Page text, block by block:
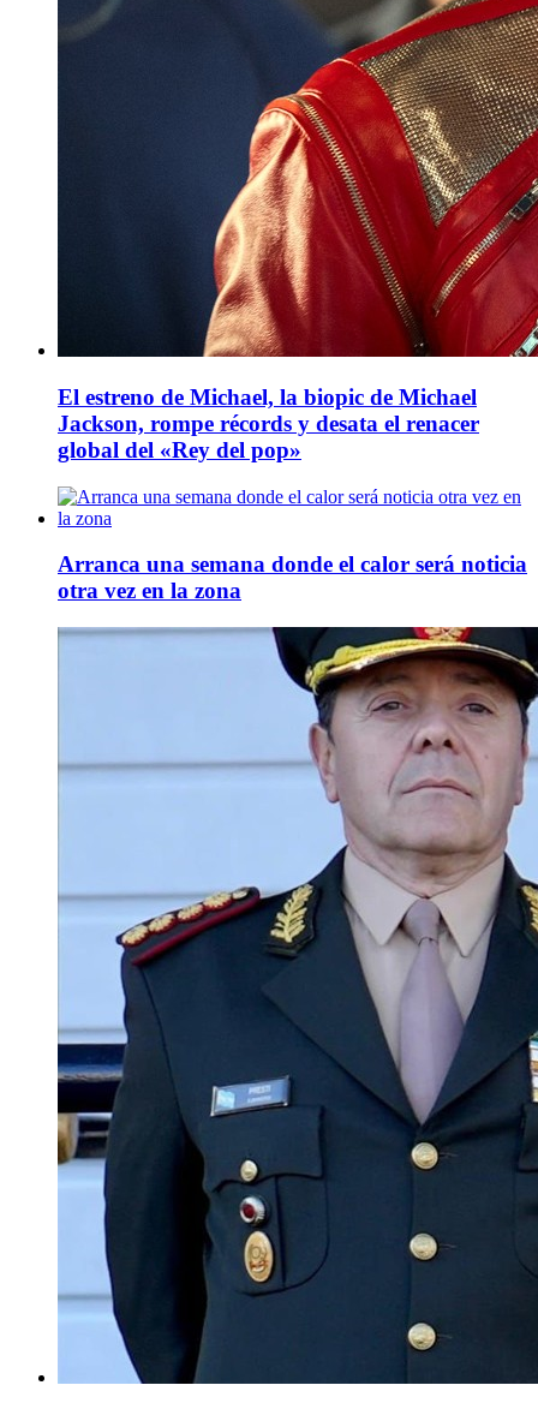
El estreno de Michael, la biopic de Michael
Jackson, rompe récords y desata el renacer
global del «Rey del pop»
Arranca una semana donde el calor será noticia
otra vez en la zona